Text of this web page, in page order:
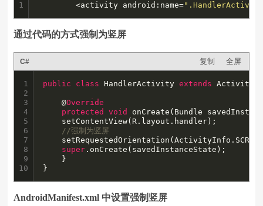
1
		<activity android:name=
通过代码的方式强制为竖屏
C# 复制 全屏
1
2
3
4
5
6
7
8
9
10
public class HandlerActivity extends Activity
    @
Override
protected
void
onCreate(Bundle
//强制为竖屏
super .onCreate(savedInstanceState);
    }
}
AndroidManifest.xml 中设置强制竖屏